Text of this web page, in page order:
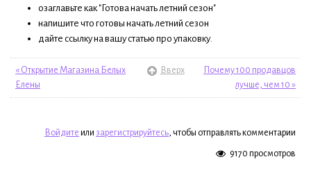
озаглавьте как "Готова начать летний сезон"
напишите что готовы начать летний сезон
дайте ссылку на вашу статью про упаковку.
« Открытие Магазина Белых
Елены
Вверх
Почему 100 продавцов
лучше, чем 10 »
Войдите или зарегистрируйтесь, чтобы отправлять комментарии
9170 просмотров